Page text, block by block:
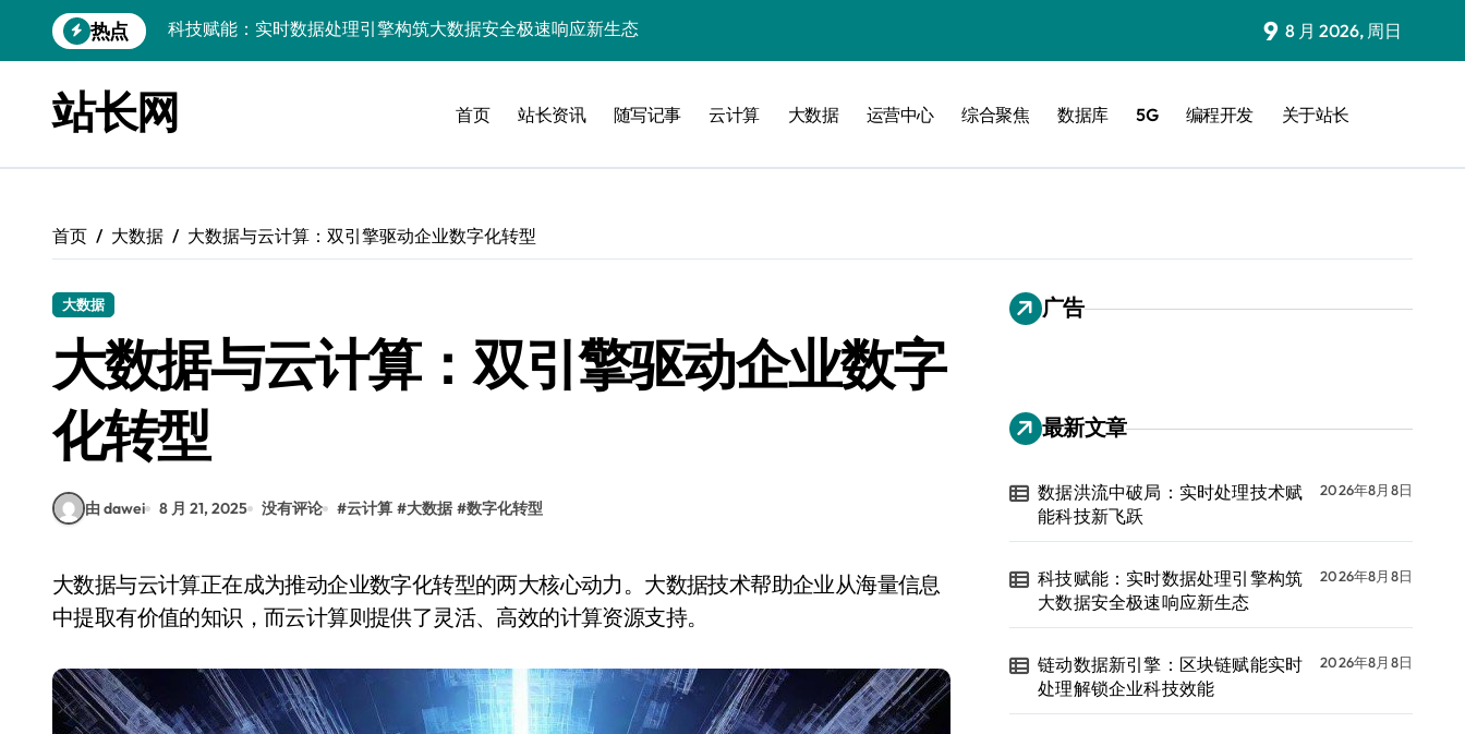
到
热点
链动数据新引擎：区块链赋能实时处理解锁企业科技效能
技术赋能：实时数据处理引擎驱动大数据精准策援政策
PHP视角：Android大数据实时引擎，驱动科技高效数据流新纪元
数据科技驱动：构建实时引擎，赋能效能指数级跃升
大数据洪流下服务器端实时处理架构的智能优化革新
数据洪流中破局：实时处理技术赋能科技新飞跃
9 8 月 2026, 周日
站长网 首页 站长资讯 随写记事 云计算 大数据 运营中心 综合聚焦 数据库 5G 编程开发 关于站长
首页 大数据 大数据与云计算：双引擎驱动企业数字化转型
大数据
大数据与云计算：双引擎驱动企业数字
化转型
由 dawei 8 月 21, 2025 没有评论 #云计算 #大数据 #数字化转型
大数据与云计算正在成为推动企业数字化转型的两大核心动力。大数据技术帮助企业从海量信息
中提取有价值的知识，而云计算则提供了灵活、高效的计算资源支持。
广告
最新文章
数据洪流中破局：实时处理技术赋
能科技新飞跃
2026年8月8日
科技赋能：实时数据处理引擎构筑
大数据安全极速响应新生态
2026年8月8日
链动数据新引擎：区块链赋能实时
处理解锁企业科技效能
2026年8月8日